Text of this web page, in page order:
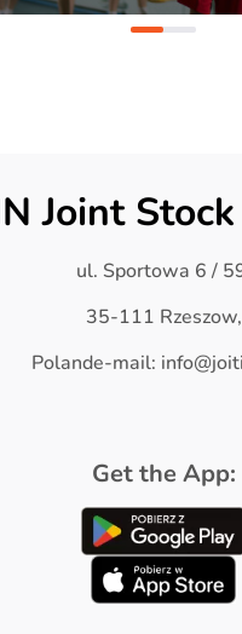
Joint
ul. Sportowa 6 /
35-111 Rzeszow,
Polande-mail:
Get the App: